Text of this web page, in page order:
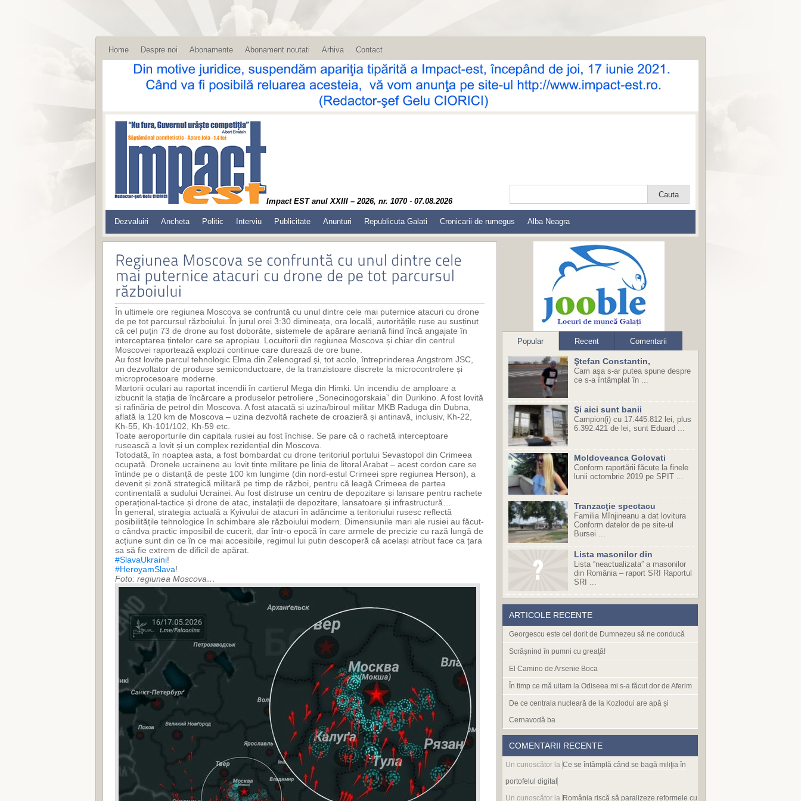
Home Despre noi Abonamente Abonament noutati Arhiva Contact
Impact EST anul XXIII – 2026, nr. 1070 - 07.08.2026
Dezvaluiri Ancheta Politic Interviu Publicitate Anunturi Republicuta Galati Cronicarii de rumegus Alba Neagra
În ultimele ore regiunea Moscova se confruntă cu unul dintre cele mai puternice atacuri cu drone
de pe tot parcursul războiului. În jurul orei 3:30 dimineața, ora locală, autoritățile ruse au susținut
că cel puțin 73 de drone au fost doborâte, sistemele de apărare aeriană fiind încă angajate în
interceptarea țintelor care se apropiau. Locuitorii din regiunea Moscova și chiar din centrul
Moscovei raportează explozii continue care durează de ore bune.
Au fost lovite parcul tehnologic Elma din Zelenograd și, tot acolo, întreprinderea Angstrom JSC,
un dezvoltator de produse semiconductoare, de la tranzistoare discrete la microcontrolere și
microprocesoare moderne.
Martorii oculari au raportat incendii în cartierul Mega din Himki. Un incendiu de amploare a
izbucnit la stația de încărcare a produselor petroliere „Sonecinogorskaia” din Durikino. A fost lovită
și rafinăria de petrol din Moscova. A fost atacată și uzina/biroul militar MKB Raduga din Dubna,
aflată la 120 km de Moscova – uzina dezvoltă rachete de croazieră și antinavă, inclusiv, Kh-22,
Kh-55, Kh-101/102, Kh-59 etc.
Toate aeroporturile din capitala rusiei au fost închise. Se pare că o rachetă interceptoare
rusească a lovit și un complex rezidențial din Moscova.
Totodată, în noaptea asta, a fost bombardat cu drone teritoriul portului Sevastopol din Crimeea
ocupată. Dronele ucrainene au lovit ținte militare pe linia de litoral Arabat – acest cordon care se
întinde pe o distanță de peste 100 km lungime (din nord-estul Crimeei spre regiunea Herson), a
devenit și zonă strategică militară pe timp de război, pentru că leagă Crimeea de partea
continentală a sudului Ucrainei. Au fost distruse un centru de depozitare și lansare pentru rachete
operațional-tactice și drone de atac, instalații de depozitare, lansatoare și infrastructură…
În general, strategia actuală a Kyivului de atacuri în adâncime a teritoriului rusesc reflectă
posibilitățile tehnologice în schimbare ale războiului modern. Dimensiunile mari ale rusiei au făcut-
o cândva practic imposibil de cucerit, dar într-o epocă în care armele de precizie cu rază lungă de
acțiune sunt din ce în ce mai accesibile, regimul lui putin descoperă că același atribut face ca țara
sa să fie extrem de dificil de apărat.
#SlavaUkraini!
#HeroyamSlava!
Foto: regiunea Moscova…
Popular Recent Comentarii
Ştefan Constantin,
Cam aşa s-ar putea spune despre
ce s-a întâmplat în ...
Şi aici sunt banii
Campion(i) cu 17.445.812 lei, plus
6.392.421 de lei, sunt Eduard ...
Moldoveanca Golovati
Conform raportării făcute la finele
lunii octombrie 2019 pe SPIT ...
Tranzacţie spectacu
Familia Mînjineanu a dat lovitura
Conform datelor de pe site-ul
Bursei ...
Lista masonilor din
Lista “neactualizata” a masonilor
din România – raport SRI Raportul
SRI ...
ARTICOLE RECENTE
Georgescu este cel dorit de Dumnezeu să ne conducă
Scrâșnind în pumni cu greață!
El Camino de Arsenie Boca
În timp ce mă uitam la Odiseea mi s-a făcut dor de Aferim
De ce centrala nucleară de la Kozlodui are apă și
Cernavodă ba
COMENTARII RECENTE
Un cunoscător la Ce se întâmplă când se bagă miliţia în
portofelul digital
Un cunoscător la România riscă să paralizeze reformele cu